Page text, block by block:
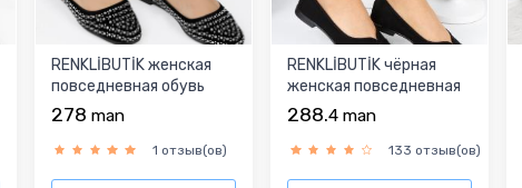
RENKLİBUTİK женская
повседневная обувь
278 man
1 отзыв(ов)
RENKLİBUTİK чёрная
женская повседневная
обувь
288.4 man
133 отзыв(ов)